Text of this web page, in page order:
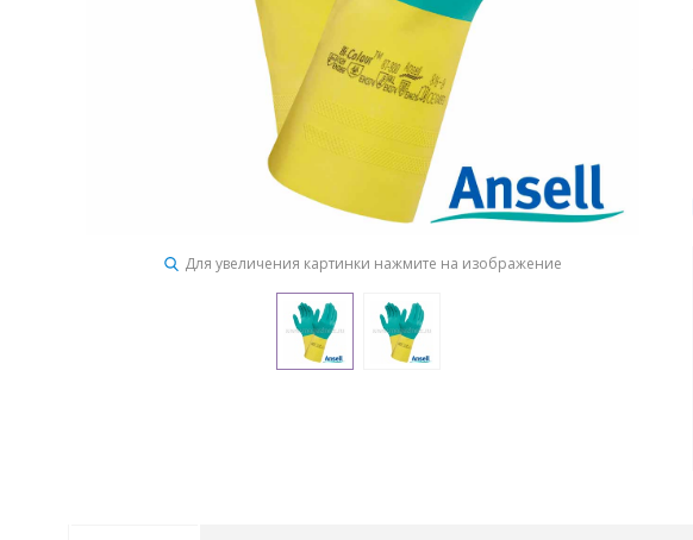
Для увеличения картинки нажмите на изображение